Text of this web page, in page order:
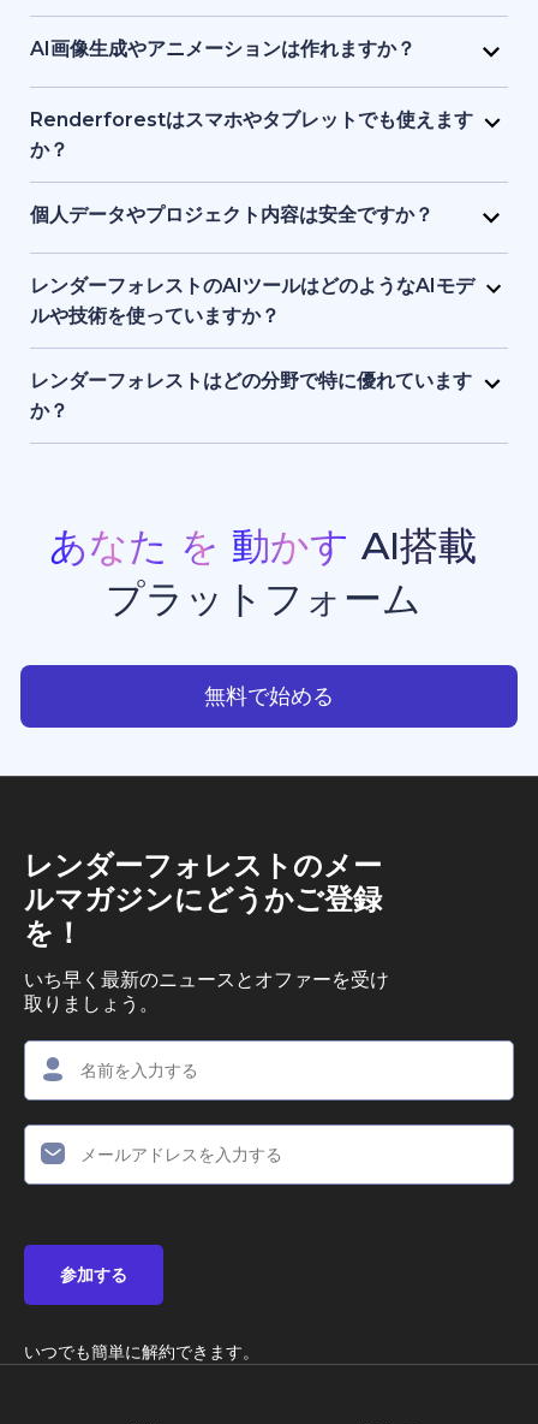
テンプレート利用や制作自由度が必要な場合にアップ
グレードが適しています。
はい。個人プロジェクト、クライアント案件、ビジネ
ス用途の動画やビジュアル、ウェブサイト制作に利用
AI画像生成やアニメーションは作れますか？
はい。AI画像ジェネレーターで、テキストの指示や参
考画像からユニークなビジュアルを作成できます。生
成した画像を短いアニメーションにすることも可能で
す。
Renderforestはスマホやタブレットでも使えます
か？
はい。Renderforestアプリは Android と iOS の両方
でダウンロードでき、またはブラウザでウエブ版を利
いるため、いつでもどこでも制作・編集が可能です。
個人データやプロジェクト内容は安全ですか？
もちろんです。Renderforestは安全なデータ暗号化と
クラウド保護基準を採用しており、個人情報とプロジ
ェクトを安全に守ります。ファイルはプライベートな
まま保持され、アクセスできるのはユーザー本人のみ
です。
レンダーフォレストのAIツールはどのようなAIモデ
ルや技術を使っていますか？
レンダーフォレストは、独自開発のAIエンジンに加
え、Sora 2、Google Veo 3.1、Kling 3.0 Omni、
Seedance 2.0、Pixverse V6、Nano Banana Pro、
GPT Image 2、Grok Imagineなど、最先端のAIモデ
性のある動画生成・画像生成・アニメーション制作・
ウエブサイト制作を実現しています。
レンダーフォレストはどの分野で特に優れています
か？
レンダーフォレストは、現在利用できる中でもトップ
などの豊富なテンプレートを備えており、クリエイタ
ー、ビジネスオーナー、マーケターが、スタジオ品質
のプロフェッショナルな動画コンテンツを手軽に制作
できる点で高く評価されています。
あなた を 動かす AI搭載
プラットフォーム
無料で始める
レンダーフォレストのメー
ルマガジンにどうかご登録
を！
いち早く最新のニュースとオファーを受け
取りましょう。
参加する
いつでも簡単に解約できます。